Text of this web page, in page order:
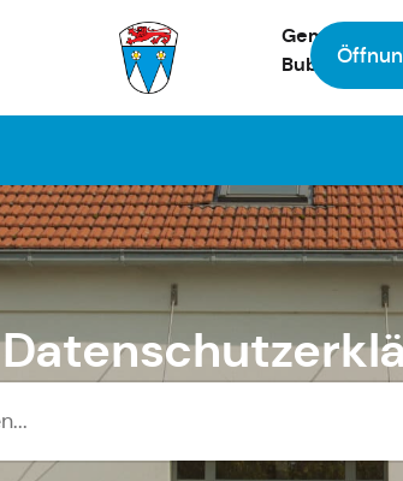
Gemeinde
Bubesheim